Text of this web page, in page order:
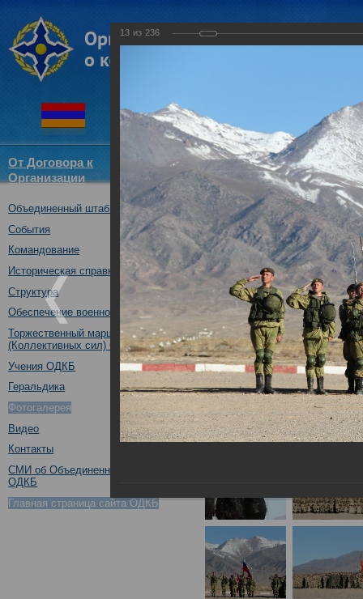
От Договора к
Организации
Структура
ОДКБ
Новости
Объединенный штаб ОДКБ
События
Командование
Историческая справка
Структура
Обеспечение военной безопасности
Торжественный марш Войск
(Коллективных сил) ОДКБ
Учения ОДКБ
Геральдика
Фотогалерея
Видео
Контакты
СМИ об Объединенном штабе
ОДКБ
Главная страница сайта ОДКБ
Совместное тактическое
«Рубеж-2016»
04.10.2016
13 из 236